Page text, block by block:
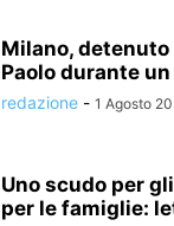
Milano, detenuto
Paolo durante
redazione - 1 Agosto
Uno scudo per
per le famiglie: